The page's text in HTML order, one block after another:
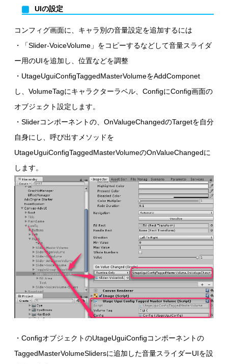
UIの設定
コンフィグ画面に、キャラ別の音量設定を追加するには
・「Slider-VoiceVolume」をコピーするなどして音量スライダ
ー用のUIを追加し、位置などを調整
・UtageUguiConfigTaggedMasterVolumeをAddComponet
し、VolumeTagにキャラクターラベル、ConfigにConfig画面の
オブジェクト設定します。
・Sliderコンポーネントの、OnValugeChangedのTargetを自分
自身にし、呼び出すメソッドを
UtageUguiConfigTaggedMasterVolumeのOnValueChangedに
します。
・ConfigオブジェクトのUtageUguiConfigコンポーネントの
TaggedMasterVolumeSlidersに追加した音量スライダーUIを設